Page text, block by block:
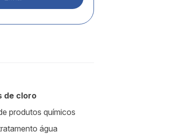
de cloro
produtos químicos
água